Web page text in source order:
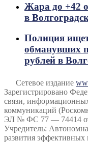
Жара до +42
в
Полиция
обманувших
рублей в
Сетевое издание
Зарегистрировано
связи,
коммуникаций
ЭЛ № ФС 77 — 74414 от
Учредитель:
развития эффективных